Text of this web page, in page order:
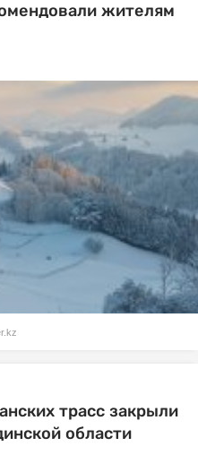
жителям
трасс закрыли
области